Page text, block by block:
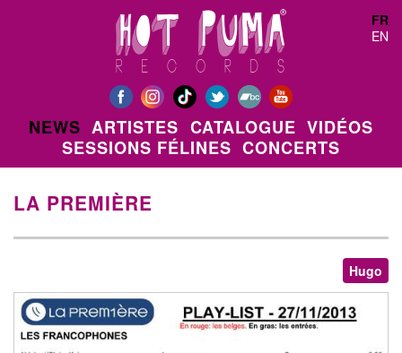
FR
EN
NEWS ARTISTES CATALOGUE VIDÉOS
SESSIONS FÉLINES CONCERTS
LA PREMIÈRE
Hugo